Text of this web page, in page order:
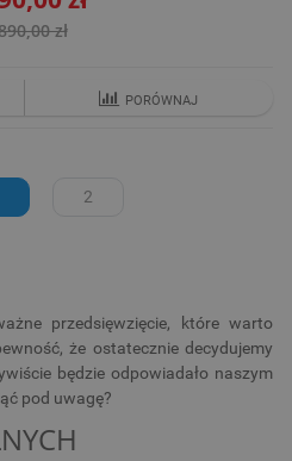
zł
PORÓWNAJ
2
przedsięwzięcie, które warto
że ostatecznie decydujemy
będzie odpowiadało naszym
pod uwagę?